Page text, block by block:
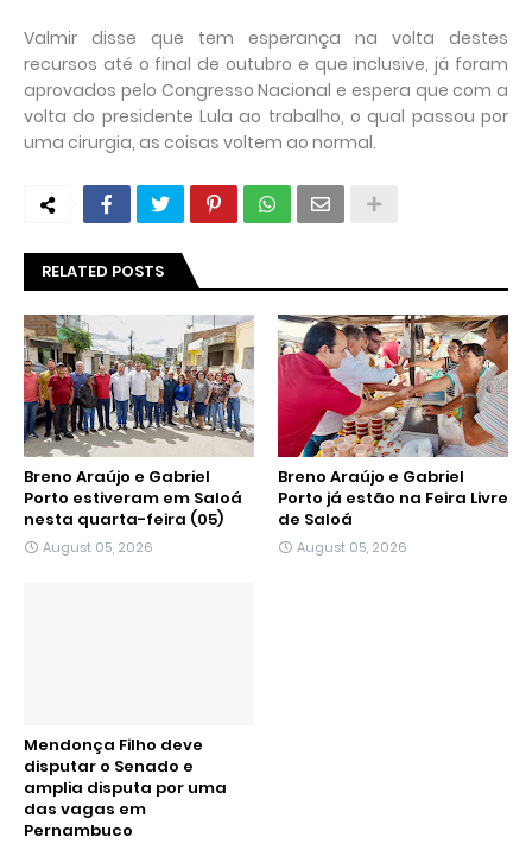
Valmir disse que tem esperança na volta destes
recursos até o final de outubro e que inclusive, já foram
aprovados pelo Congresso Nacional e espera que com a
volta do presidente Lula ao trabalho, o qual passou por
uma cirurgia, as coisas voltem ao normal.
RELATED POSTS
Breno Araújo e Gabriel
Porto estiveram em Saloá
nesta quarta-feira (05)
August 05, 2026
Breno Araújo e Gabriel
Porto já estão na Feira Livre
de Saloá
August 05, 2026
Mendonça Filho deve
disputar o Senado e
amplia disputa por uma
das vagas em
Pernambuco